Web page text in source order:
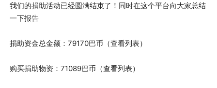
我们的捐助活动已经圆满结束了！同时在这个平台向大家总结
一下报告
捐助资金总金额：79170巴币（查看列表）
购买捐助物资：71089巴币（查看列表）